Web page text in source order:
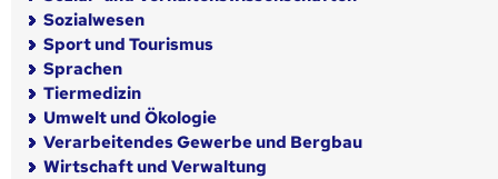
Sozialwesen
Sport und Tourismus
Sprachen
Tiermedizin
Umwelt und Ökologie
Verarbeitendes Gewerbe und Bergbau
Wirtschaft und Verwaltung